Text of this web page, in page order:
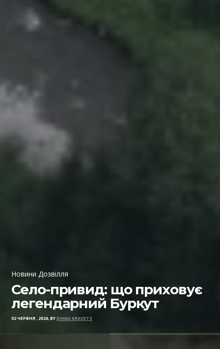
Новини Дозвілля
Село-привид: що приховує
легендарний Буркут
02 ЧЕРВНЯ , 2026, BYDIANA KRAVETS